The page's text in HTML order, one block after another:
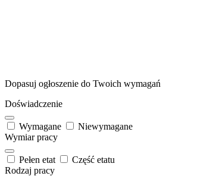
Dopasuj ogłoszenie do Twoich wymagań
Doświadczenie
Wymagane
Niewymagane
Wymiar pracy
Pełen etat
Część etatu
Rodzaj pracy